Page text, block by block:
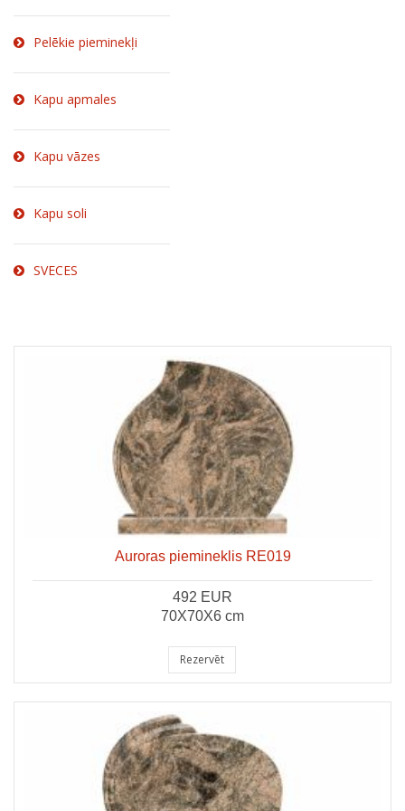
Pelēkie pieminekļi
Kapu apmales
Kapu vāzes
Kapu soli
SVECES
Auroras piemineklis RE019
492 EUR
70X70X6 cm
Rezervēt